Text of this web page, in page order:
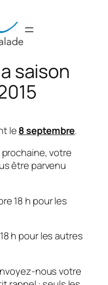
saison
le8 septembre.
votre
être parvenu
18 h pour les
h pour les autres
nous votre